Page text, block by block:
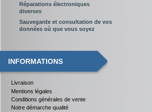
Réparations électroniques
diverses
Sauvegarde et consultation de vos
données où que vous soyez
INFORMATIONS
Livraison
Mentions légales
Conditions générales de vente
Notre démarche qualité